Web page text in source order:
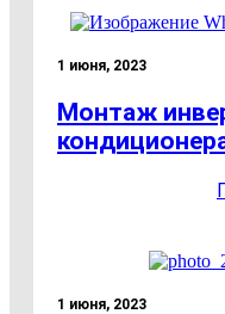
1 июня, 2023
Монтаж
1 июня, 2023